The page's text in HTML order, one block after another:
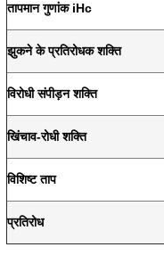
तापमान गुणांक iHc
झुकने के प्रतिरोधक शक्ति
विरोधी संपीड़न शक्ति
खिंचाव-रोधी शक्ति
विशिष्ट ताप
प्रतिरोध